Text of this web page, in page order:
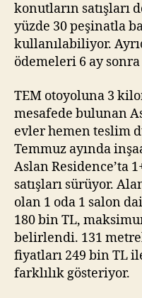
konutların satışları
yüzde 30 peşinatla
kullanılabiliyor.
ödemeleri 6 ay
TEM otoyoluna 3
mesafede bulunan
evler hemen teslim
Temmuz ayında
Aslan Residence’ta
satışları sürüyor.
olan 1 oda 1 salon
180 bin TL,
belirlendi. 131
fiyatları 249 bin TL
farklılık gösteriyor.